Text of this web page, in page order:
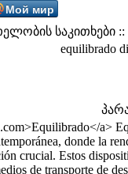
Мой мир
საკითხები ::
equilibrado
a>
donde la
crucial. Estos
de transporte de